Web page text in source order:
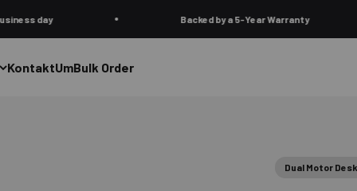
Backed by a 5-Year Warranty
KontaktUmBulk Order
Dual Motor Desk